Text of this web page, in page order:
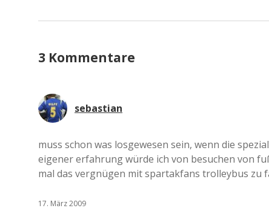
3 Kommentare
sebastian
muss schon was losgewesen sein, wenn die
eigener erfahrung würde ich von besuchen von
mal das vergnügen mit spartakfans trolleybus zu
17. März 2009